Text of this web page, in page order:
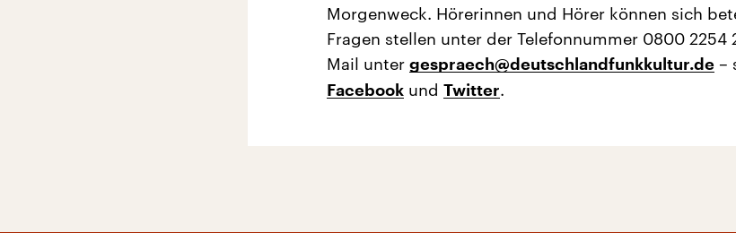
Morgenweck. Hörerinnen und Hörer können sich
Fragen stellen unter der Telefonnummer 0800 2254
Mail unter gespraech@deutschlandfunkkultur.de –
Facebook und Twitter.